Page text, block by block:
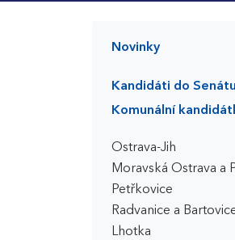
Novinky
Kandidáti do Senátu
Komunální
Ostrava-Jih
Moravská Ostrava a
Petřkovice
Radvanice a
Lhotka